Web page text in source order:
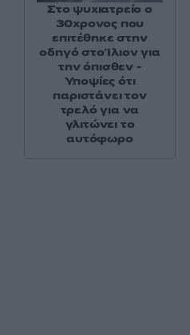
Στο ψυχιατρείο ο
30χρονος που
επιτέθηκε στην
οδηγό στο Ίλιον για
την όπισθεν -
Υποψίες ότι
παριστάνει τον
τρελό για να
γλιτώνει το
αυτόφωρο